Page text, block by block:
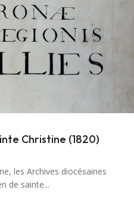
Christine (1820)
les Archives diocésaines
de sainte...